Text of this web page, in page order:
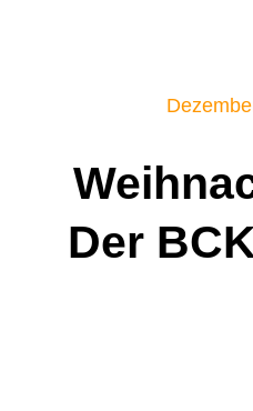
Der